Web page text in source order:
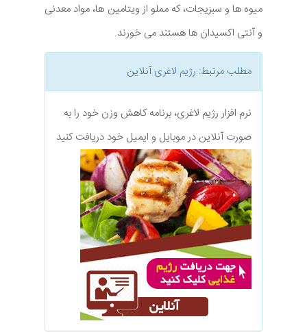
میوه ها و سبزیجات، که مملو از ویتامین ها، مواد معدنی
و آنتی اکسیدان ها هستند می خورند.
مطلب مرتبط: رژیم لاغریآنلاین
نرم افزار رژیم لاغری، برنامه کاهش وزن خود را به
صورت آنلاین در موبایل و ایمیل خود دریافت کنید